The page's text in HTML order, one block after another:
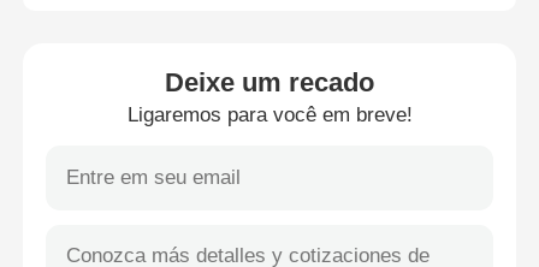
Pedir um orçamento
Máquina de soldadura por fusão de traseira
Máquina de soldar de canos
Deixe um recado
Ligaremos para você em breve!